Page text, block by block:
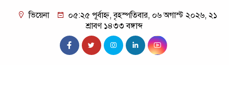
ভিয়েনা
০৫:২৫ পূর্বাহ্ন, বৃহস্পতিবার, ০৬ অগাস্ট ২০২৬, ২১
শ্রাবণ ১৪৩৩ বঙ্গাব্দ